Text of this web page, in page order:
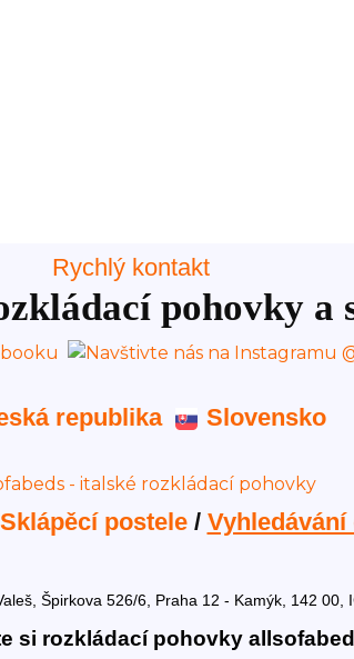
Rychlý kontakt
pohovky a
republika Slovensko
Sklápěcí postele/
Špirkova 526/6, Praha 12 - Kamýk, 142 00,
si rozkládací pohovky